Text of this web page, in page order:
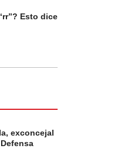
Esto dice
exconcejal